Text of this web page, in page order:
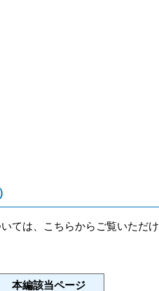
ては、こちらからご覧いただけ
本編該当ページ